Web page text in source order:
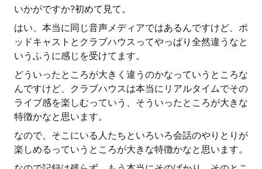
いかがですか?初めて見て。
はい、本当に同じ音声メディアではあるんですけど、ポ
ッドキャストとクラブハウスってやっぱり全然違うなと
いうふうに感じを受けてます。
どういったところが大きく違うのかなっていうところな
んですけど、クラブハウスは本当にリアルタイムでその
ライブ感を楽しむっていう、そういったところが大きな
特徴かなと思います。
なので、そこにいる人たちといろいろ会話のやりとりが
楽しめるっていうところが大きな特徴かなと思います。